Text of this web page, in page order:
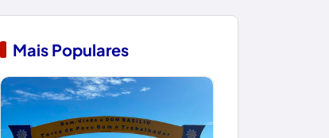
Mais Populares